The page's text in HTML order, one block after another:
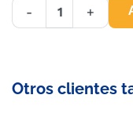
- +
Otros clientes